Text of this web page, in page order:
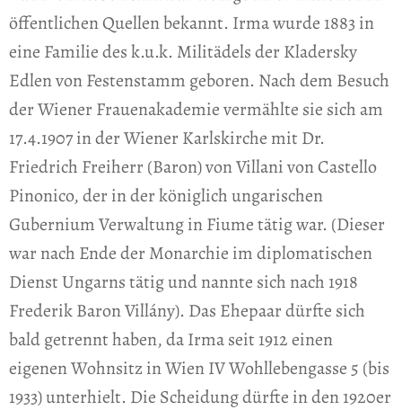
öffentlichen Quellen bekannt. Irma wurde 1883 in
eine Familie des k.u.k. Militädels der Kladersky
Edlen von Festenstamm geboren. Nach dem Besuch
der Wiener Frauenakademie vermählte sie sich am
17.4.1907 in der Wiener Karlskirche mit Dr.
Friedrich Freiherr (Baron) von Villani von Castello
Pinonico, der in der königlich ungarischen
Gubernium Verwaltung in Fiume tätig war. (Dieser
war nach Ende der Monarchie im diplomatischen
Dienst Ungarns tätig und nannte sich nach 1918
Frederik Baron Villány). Das Ehepaar dürfte sich
bald getrennt haben, da Irma seit 1912 einen
eigenen Wohnsitz in Wien IV Wohllebengasse 5 (bis
1933) unterhielt. Die Scheidung dürfte in den 1920er